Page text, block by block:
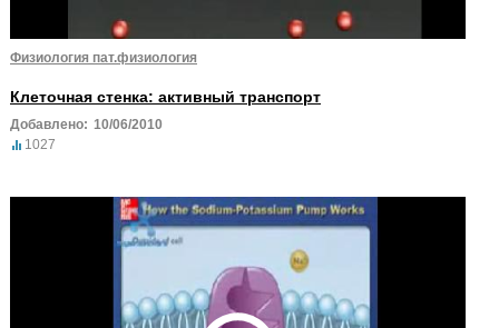
Физиология пат.физиология
Клеточная стенка: активный транспорт
Добавлено: 10/06/2010
1027